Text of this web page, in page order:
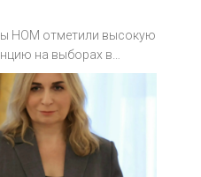
НОМ отметили высокую
на выборах в
области